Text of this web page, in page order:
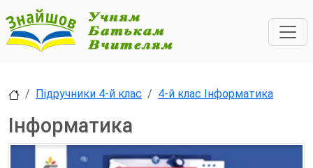
Підручники 4-й клас 4-й клас Інформатика
Інформатика